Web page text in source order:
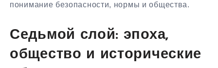
понимание безопасности, нормы и общества.
Седьмой слой: эпоха,
общество и исторические